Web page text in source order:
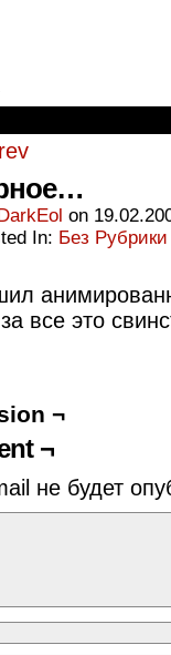
on
In: Без Рубрики
за все это
¬
¬
не будет